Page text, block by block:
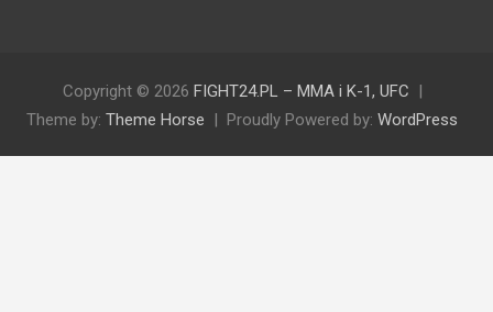
Copyright © 2026 FIGHT24.PL – MMA i K-1, UFC
Theme by: Theme Horse Proudly Powered by: WordPress